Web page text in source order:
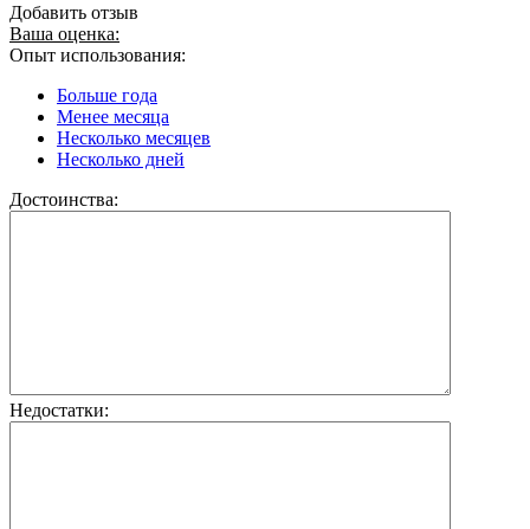
Добавить отзыв
Ваша оценка:
Опыт использования:
Больше года
Менее месяца
Несколько месяцев
Несколько дней
Достоинства:
Недостатки: